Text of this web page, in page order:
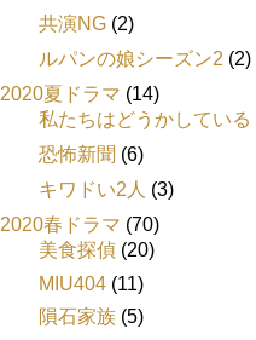
共演NG (2)
ルパンの娘シーズン2 (2)
2020夏ドラマ (14)
私たちはどうかしている
恐怖新聞 (6)
キワドい2人 (3)
2020春ドラマ (70)
美食探偵 (20)
MIU404 (11)
隕石家族 (5)